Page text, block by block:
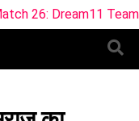
Team Today The